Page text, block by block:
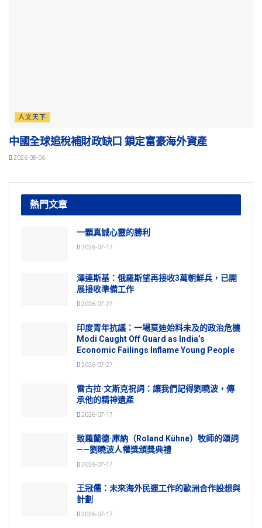
人文天下
中國全球追稅補財政缺口 鎖定富豪海外資產
2026-08-06
熱門文章
一顆真誠心靈的勝利
2026-07-17
澤連斯基：俄羅斯望再接收3萬朝鮮兵，已開
展接收準備工作
2026-07-27
印度青年抗議：一場莫迪始料未及的政治危機
Modi Caught Off Guard as India’s
Economic Failings Inflame Young People
2026-07-27
雷古拉·文斯克祝詞：讓我們記得劉曉波，傳
承他的精神遺產
2026-07-17
致羅蘭德·庫納（Roland Kühne）牧師的頌詞
——劉曉波人權獎頒獎典禮
2026-07-17
王冠儒：未來海外民運工作的歐洲合作設想與
計劃
2026-07-17